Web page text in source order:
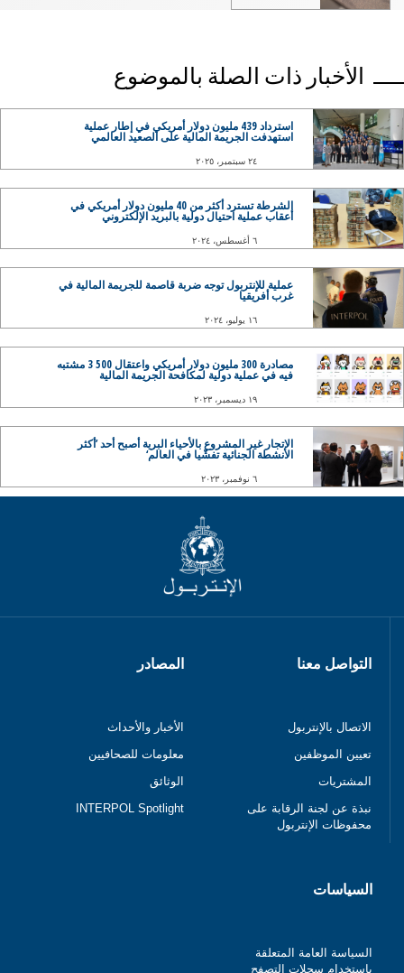
الأخبار ذات الصلة بالموضوع
استرداد 439 مليون دولار أمريكي في إطار عملية
استهدفت الجريمة المالية على الصعيد العالمي
٢٤ سبتمبر، ٢٠٢٥
الشرطة تسترد أكثر من 40 مليون دولار أمريكي في
أعقاب عملية احتيال دولية بالبريد الإلكتروني
٦ أغسطس، ٢٠٢٤
عملية للإنتربول توجه ضربة قاصمة للجريمة المالية في
غرب أفريقيا
١٦ يوليو، ٢٠٢٤
مصادرة 300 مليون دولار أمريكي واعتقال 500 3 مشتبه
فيه في عملية دولية لمكافحة الجريمة المالية
١٩ ديسمبر، ٢٠٢٣
الاتجار غير المشروع بالأحياء البرية أصبح أحد ’أكثر
الأنشطة الجنائية تفشّيا في العالم‘
٦ نوفمبر، ٢٠٢٣
التواصل معنا
الاتصال بالإنتربول
تعيين الموظفين
المشتريات
نبذة عن لجنة الرقابة على
محفوظات الإنتربول
المصادر
الأخبار والأحداث
معلومات للصحافيين
الوثائق
INTERPOL Spotlight
السياسات
السياسة العامة المتعلقة
باستخدام سجلات التصفح